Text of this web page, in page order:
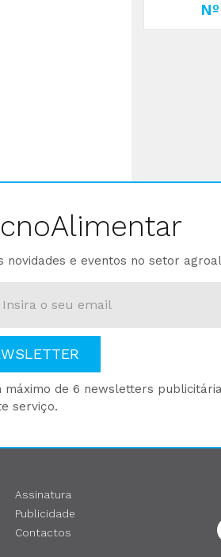
e eventos no setor
de 6 newsletters
serviço.
Assinatura
Publicidade
Contactos